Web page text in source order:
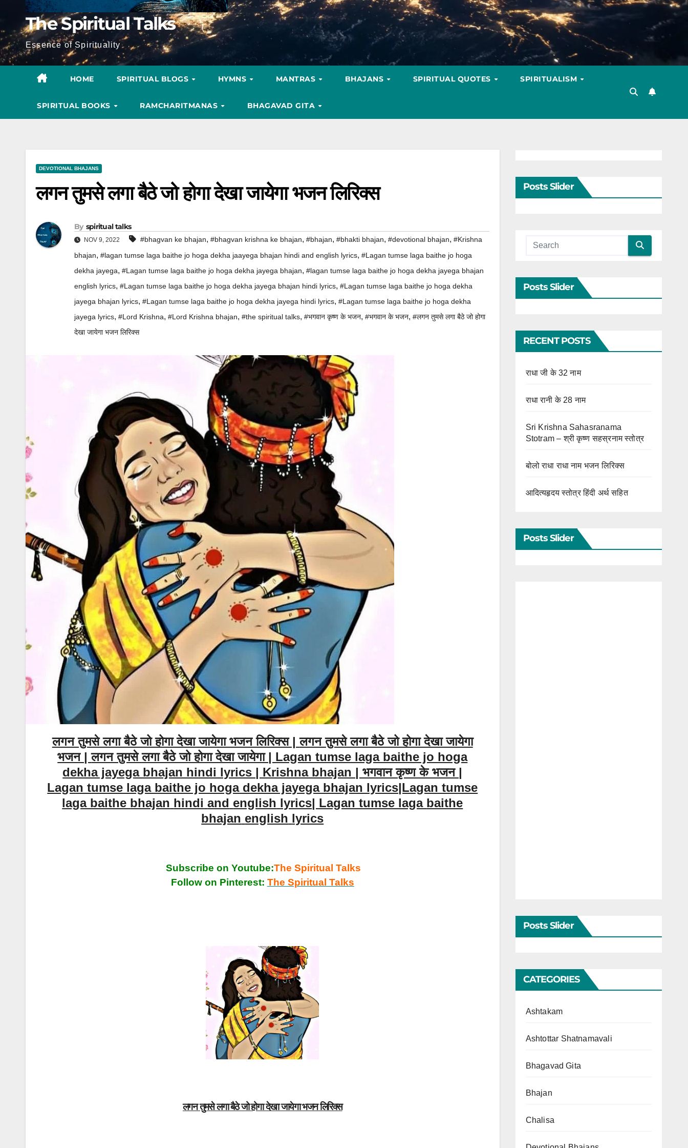
The Spiritual Talks
Essence of Spirituality
HOME SPIRITUAL BLOGS HYMNS MANTRAS BHAJANS SPIRITUAL QUOTES SPIRITUALISM
SPIRITUAL BOOKS RAMCHARITMANAS BHAGAVAD GITA
DEVOTIONAL BHAJANS
लगन तुमसे लगा बैठे जो होगा देखा जायेगा भजन लिरिक्स
By spiritual talks
NOV 9, 2022 #bhagvan ke bhajan, #bhagvan krishna ke bhajan, #bhajan, #bhakti bhajan, #devotional bhajan, #Krishna
bhajan, #lagan tumse laga baithe jo hoga dekha jaayega bhajan hindi and english lyrics, #Lagan tumse laga baithe jo hoga
dekha jayega, #Lagan tumse laga baithe jo hoga dekha jayega bhajan, #lagan tumse laga baithe jo hoga dekha jayega bhajan
english lyrics, #Lagan tumse laga baithe jo hoga dekha jayega bhajan hindi lyrics, #Lagan tumse laga baithe jo hoga dekha
jayega bhajan lyrics, #Lagan tumse laga baithe jo hoga dekha jayega hindi lyrics, #Lagan tumse laga baithe jo hoga dekha
jayega lyrics, #Lord Krishna, #Lord Krishna bhajan, #the spiritual talks, #भगवान कृष्ण के भजन, #भगवान के भजन, #लगन तुमसे लगा बैठे जो होगा
देखा जायेगा भजन लिरिक्स
लगन तुमसे लगा बैठे जो होगा देखा जायेगा भजन लिरिक्स |लगन तुमसे लगा बैठे जो होगा देखा जायेगा
भजन |लगन तुमसे लगा बैठे जो होगा देखा जायेगा | Lagan tumse laga baithe jo hoga
dekha jayega bhajan hindi lyrics | Krishna bhajan | भगवान कृष्ण के भजन |
Lagan tumse laga baithe jo hoga dekha jayega bhajan lyrics|Lagan tumse
laga baithe bhajan hindi and english lyrics| Lagan tumse laga baithe
bhajan english lyrics
Subscribe on Youtube:The Spiritual Talks
Follow on Pinterest: The Spiritual Talks
लगन तुमसे लगा बैठे जो होगा देखा जायेगा भजन लिरिक्स
Posts Slider
Posts Slider
RECENT POSTS
राधा जी के 32 नाम
राधा रानी के 28 नाम
Sri Krishna Sahasranama
Stotram – श्री कृष्ण सहस्रनाम स्तोत्र
बोलो राधा राधा नाम भजन लिरिक्स
आदित्यहृदय स्तोत्र हिंदी अर्थ सहित
Posts Slider
Posts Slider
CATEGORIES
Ashtakam
Ashtottar Shatnamavali
Bhagavad Gita
Bhajan
Chalisa